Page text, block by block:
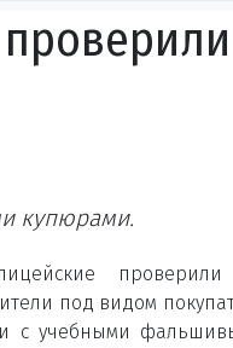
купюрами.
проверили
под видом
с учебными